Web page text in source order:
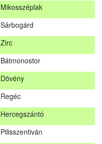
Mikosszéplak
Sárbogárd
Zirc
Bátmonostor
Dövény
Regéc
Hercegszántó
Pilisszentiván
Sárbogárd
Zirc
Bátmonostor